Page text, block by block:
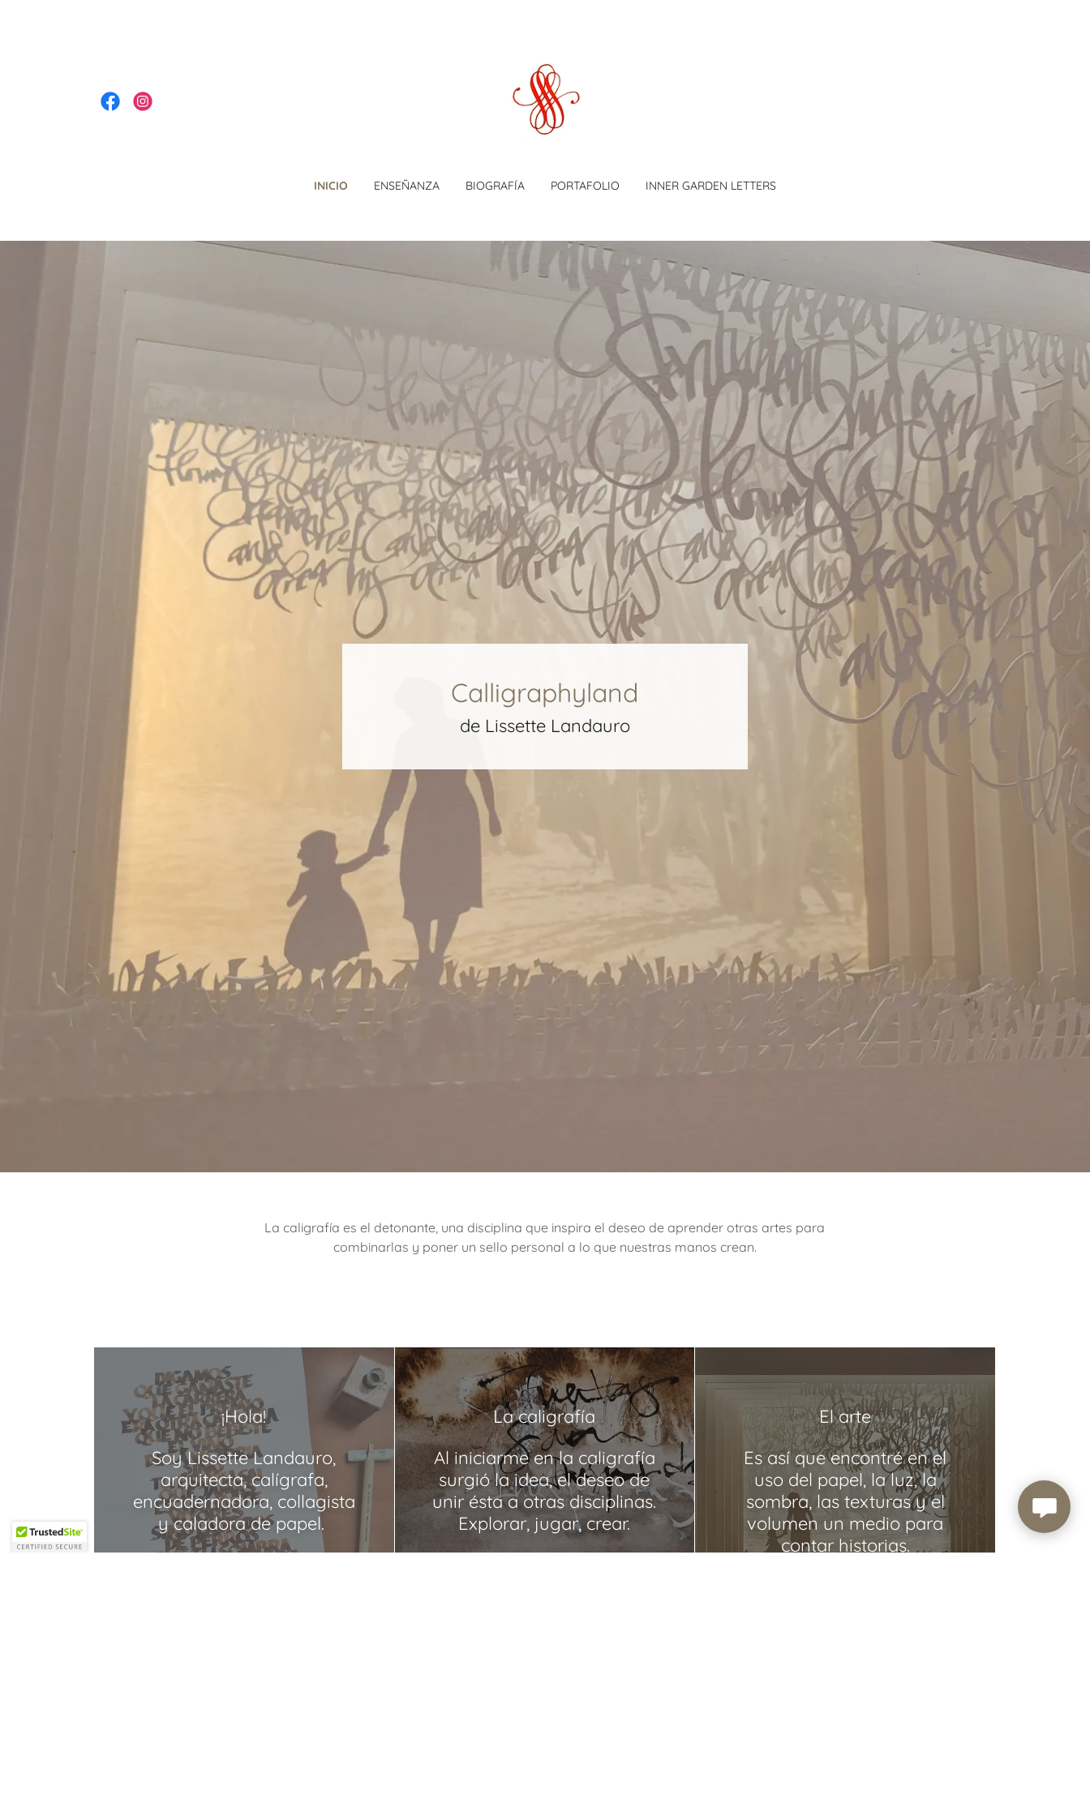
INICIO ENSEÑANZA BIOGRAFÍA PORTAFOLIO INNER GARDEN LETTERS
Calligraphyland
de Lissette Landauro
La caligrafía es el detonante, una disciplina que inspira el deseo de aprender otras artes para
combinarlas y poner un sello personal a lo que nuestras manos crean.
¡Hola!
Soy Lissette Landauro,
arquitecta, calígrafa,
encuadernadora, collagista
y caladora de papel.
La caligrafía
Al iniciarme en la caligrafía
surgió la idea, el deseo de
unir ésta a otras disciplinas.
Explorar, jugar, crear.
El arte
Es así que encontré en el
uso del papel, la luz, la
sombra, las texturas y el
volumen un medio para
contar historias.